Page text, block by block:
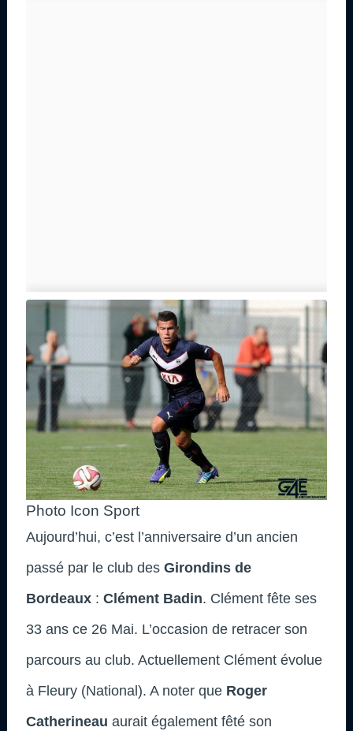
Photo Icon Sport
Aujourd’hui, c’est l’anniversaire d’un ancien
passé par le club des Girondins de
Bordeaux : Clément Badin. Clément fête ses
33 ans ce 26 Mai. L’occasion de retracer son
parcours au club. Actuellement Clément évolue
à Fleury (National). A noter que Roger
Catherineau aurait également fêté son